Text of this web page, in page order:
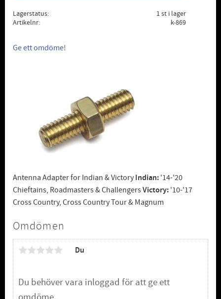
Lagerstatus
1 st i lager
Artikelnr
k-869
Ge ett omdöme!
Antenna Adapter for Indian & Victory Indian: '14-'20
Chieftains, Roadmasters & ChallengersVictory: '10-'17
Cross Country, Cross Country Tour & Magnum
Omdömen
Du